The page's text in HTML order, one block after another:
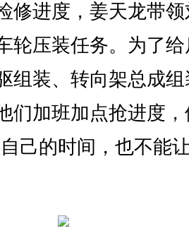
修进度，姜天龙带
轮压装任务。为了
组装、转向架总成
们加班加点抢进度
己的时间，也不能